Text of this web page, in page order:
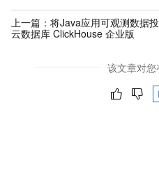
上一篇： 将Java应用可观测数据
云数据库 ClickHouse 企业版
该文章对您